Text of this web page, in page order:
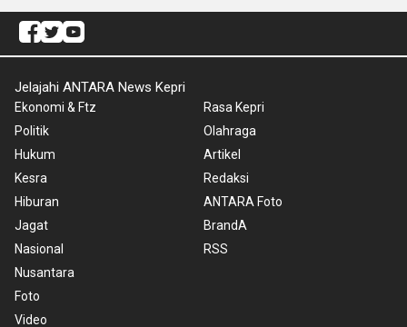
Jelajahi ANTARA News Kepri
Ekonomi & Ftz
Politik
Hukum
Kesra
Hiburan
Jagat
Nasional
Nusantara
Foto
Video
Rasa Kepri
Olahraga
Artikel
Redaksi
ANTARA Foto
BrandA
RSS